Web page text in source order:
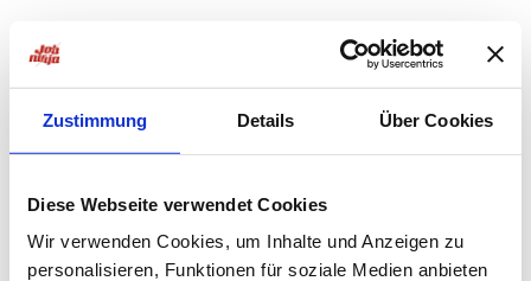
Zustimmung Details Über Cookies
Diese Webseite verwendet Cookies
Wir verwenden Cookies, um Inhalte und Anzeigen zu
personalisieren, Funktionen für soziale Medien anbieten